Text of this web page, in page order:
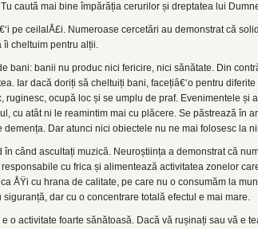
caută mai bine împărăția cerurilor și dreptatea lui
pe ceilalÅ£i. Numeroase cercetări au demonstrat că
îi cheltuim pentru alții.
bani: banii nu produc nici fericire, nici sănătate. Din
Iar dacă doriți să cheltuiți bani, facețiâ€‘o pentru
ruginesc, ocupă loc și se umplu de praf. Evenimentele și
cu atât ni le reamintim mai cu plăcere. Se păstrează în
demența. Dar atunci nici obiectele nu ne mai folosesc la
în când ascultați muzică. Neuroștiința a demonstrat că
cu frica și alimentează activitatea zonelor
ÅŸi cu hrana de calitate, pe care nu o consumăm la
siguranță, dar cu o concentrare totală efectul e mai mare.
e o activitate foarte sănătoasă. Dacă vă rușinați sau vă e